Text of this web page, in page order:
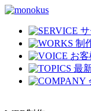
制
お
最